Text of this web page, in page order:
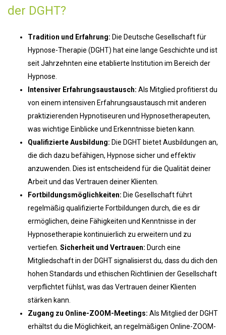
der DGHT?
Tradition und Erfahrung: Die Deutsche Gesellschaft für
Hypnose-Therapie (DGHT) hat eine lange Geschichte und ist
seit Jahrzehnten eine etablierte Institution im Bereich der
Hypnose.
Intensiver Erfahrungsaustausch: Als Mitglied profitierst du
von einem intensiven Erfahrungsaustausch mit anderen
praktizierenden Hypnotiseuren und Hypnosetherapeuten,
was wichtige Einblicke und Erkenntnisse bieten kann.
Qualifizierte Ausbildung: Die DGHT bietet Ausbildungen an,
die dich dazu befähigen, Hypnose sicher und effektiv
anzuwenden. Dies ist entscheidend für die Qualität deiner
Arbeit und das Vertrauen deiner Klienten.
Fortbildungsmöglichkeiten: Die Gesellschaft führt
regelmäßig qualifizierte Fortbildungen durch, die es dir
ermöglichen, deine Fähigkeiten und Kenntnisse in der
Hypnosetherapie kontinuierlich zu erweitern und zu
vertiefen. Sicherheit und Vertrauen: Durch eine
Mitgliedschaft in der DGHT signalisierst du, dass du dich den
hohen Standards und ethischen Richtlinien der Gesellschaft
verpflichtet fühlst, was das Vertrauen deiner Klienten
stärken kann.
Zugang zu Online-ZOOM-Meetings: Als Mitglied der DGHT
erhältst du die Möglichkeit, an regelmäßigen Online-ZOOM-